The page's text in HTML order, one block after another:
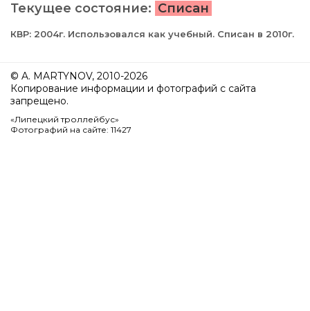
Текущее состояние: Списан
КВР: 2004г. Использовался как учебный. Списан в 2010г.
© A. MARTYNOV, 2010-2026
Копирование информации и фотографий с сайта
запрещено.
«Липецкий троллейбус»
Фотографий на сайте: 11427